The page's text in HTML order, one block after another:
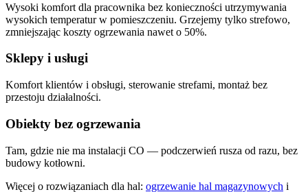
Wysoki komfort dla pracownika bez konieczności utrzymywania
wysokich temperatur w pomieszczeniu. Grzejemy tylko strefowo,
zmniejszając koszty ogrzewania nawet o 50%.
Sklepy i usługi
Komfort klientów i obsługi, sterowanie strefami, montaż bez
przestoju działalności.
Obiekty bez ogrzewania
Tam, gdzie nie ma instalacji CO — podczerwień rusza od razu, bez
budowy kotłowni.
Więcej o rozwiązaniach dla hal: ogrzewanie hal magazynowych i